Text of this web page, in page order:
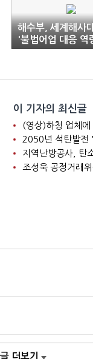
해수부, 세계해사
'불법어업 대응 역
화 워크숍' 개최
이 기자의 최신글
(영상)하청 업체
지역난방공사, 탄
조성욱 공정거래
더보기